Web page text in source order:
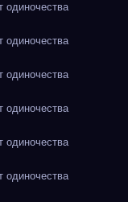
одиночества
одиночества
одиночества
одиночества
одиночества
одиночества